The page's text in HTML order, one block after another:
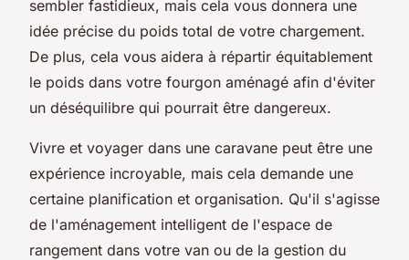
sembler fastidieux, mais cela vous donnera une
idée précise du poids total de votre chargement.
De plus, cela vous aidera à répartir équitablement
le poids dans votre fourgon aménagé afin d'éviter
un déséquilibre qui pourrait être dangereux.
Vivre et voyager dans une caravane peut être une
expérience incroyable, mais cela demande une
certaine planification et organisation. Qu'il s'agisse
de l'aménagement intelligent de l'espace de
rangement dans votre van ou de la gestion du